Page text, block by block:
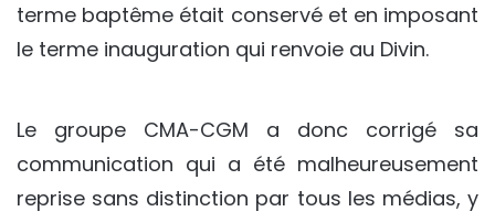
terme baptême était conservé et en imposant
le terme inauguration qui renvoie au Divin.
Le groupe CMA-CGM a donc corrigé sa
communication qui a été malheureusement
reprise sans distinction par tous les médias, y